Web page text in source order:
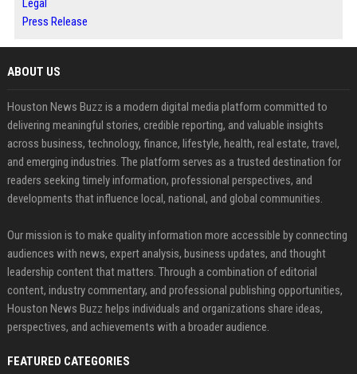
Legal
Press Release
ABOUT US
Houston News Buzz is a modern digital media platform committed to
delivering meaningful stories, credible reporting, and valuable insights
across business, technology, finance, lifestyle, health, real estate, travel,
and emerging industries. The platform serves as a trusted destination for
readers seeking timely information, professional perspectives, and
developments that influence local, national, and global communities.
Our mission is to make quality information more accessible by connecting
audiences with news, expert analysis, business updates, and thought
leadership content that matters. Through a combination of editorial
content, industry commentary, and professional publishing opportunities,
Houston News Buzz helps individuals and organizations share ideas,
perspectives, and achievements with a broader audience.
FEATURED CATEGORIES